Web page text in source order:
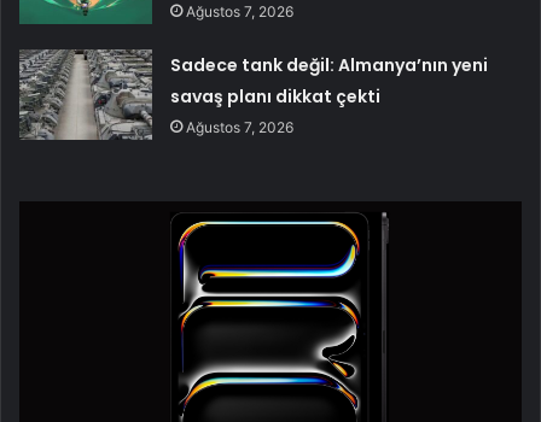
Ağustos 7, 2026
Sadece tank değil: Almanya’nın yeni
savaş planı dikkat çekti
Ağustos 7, 2026